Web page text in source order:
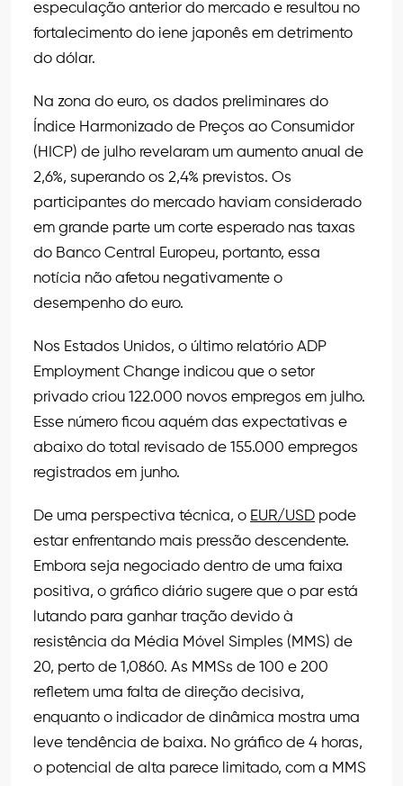
especulação anterior do mercado e resultou no
fortalecimento do iene japonês em detrimento
do dólar.
Na zona do euro, os dados preliminares do
Índice Harmonizado de Preços ao Consumidor
(HICP) de julho revelaram um aumento anual de
2,6%, superando os 2,4% previstos. Os
participantes do mercado haviam considerado
em grande parte um corte esperado nas taxas
do Banco Central Europeu, portanto, essa
notícia não afetou negativamente o
desempenho do euro.
Nos Estados Unidos, o último relatório ADP
Employment Change indicou que o setor
privado criou 122.000 novos empregos em julho.
Esse número ficou aquém das expectativas e
abaixo do total revisado de 155.000 empregos
registrados em junho.
De uma perspectiva técnica, o EUR/USD pode
estar enfrentando mais pressão descendente.
Embora seja negociado dentro de uma faixa
positiva, o gráfico diário sugere que o par está
lutando para ganhar tração devido à
resistência da Média Móvel Simples (MMS) de
20, perto de 1,0860. As MMSs de 100 e 200
refletem uma falta de direção decisiva,
enquanto o indicador de dinâmica mostra uma
leve tendência de baixa. No gráfico de 4 horas,
o potencial de alta parece limitado, com a MMS